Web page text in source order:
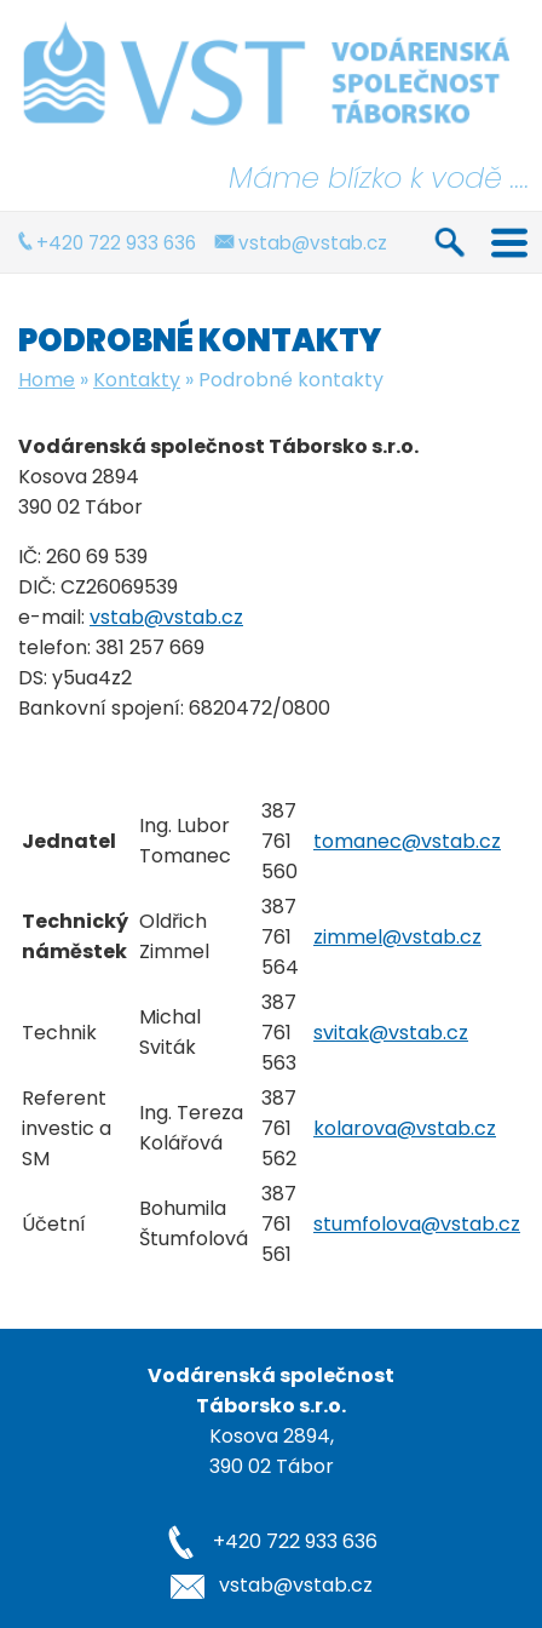
Máme blízko k vodě ....
+420 722 933 636 vstab@vstab.cz
PODROBNÉ KONTAKTY
Home » Kontakty » Podrobné kontakty
Vodárenská společnost Táborsko s.r.o.
Kosova 2894
390 02 Tábor
IČ: 260 69 539
DIČ: CZ26069539
e-mail: vstab@vstab.cz
telefon: 381 257 669
DS: y5ua4z2
Bankovní spojení: 6820472/0800
Jednatel
Ing. Lubor
Tomanec
387
761
560
tomanec@vstab.cz
Technický
náměstek
Oldřich
Zimmel
387
761
564
zimmel@vstab.cz
Technik
Michal
Sviták
387
761
563
svitak@vstab.cz
Referent
investic a
SM
Ing. Tereza
Kolářová
387
761
562
kolarova@vstab.cz
Účetní
Bohumila
Štumfolová
387
761
561
stumfolova@vstab.cz
Vodárenská společnost
Táborsko s.r.o.
Kosova 2894,
390 02 Tábor
+420 722 933 636
vstab@vstab.cz